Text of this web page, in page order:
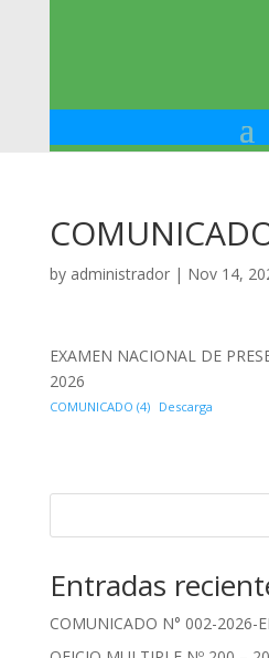
by administrador| Nov 14,
EXAMEN NACIONAL DE
2026
COMUNICADO (4) Descarga
Entradas
COMUNICADO N° 002-2026-